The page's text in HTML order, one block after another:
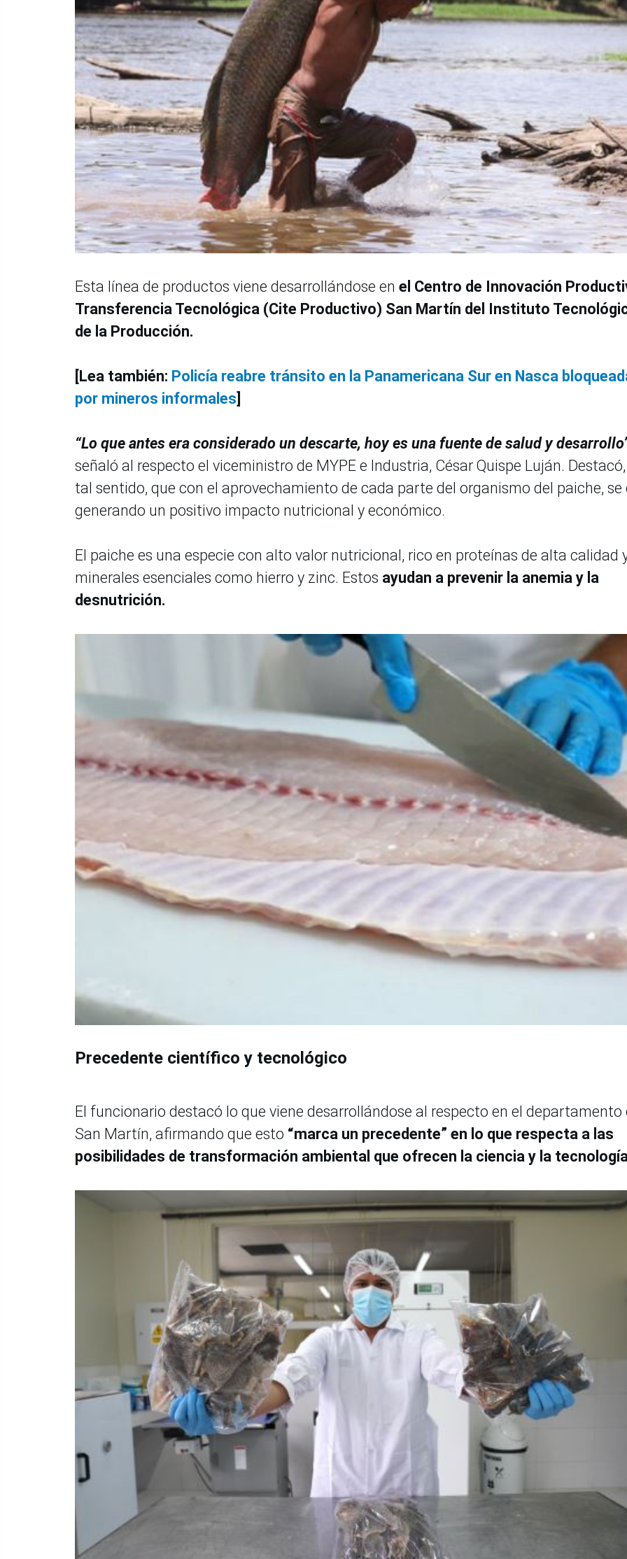
Esta línea de productos viene desarrollándose en el Centro de Innovación
Transferencia Tecnológica (Cite Productivo) San Martín del Instituto
de la Producción.
[Lea también: Policía reabre tránsito en la Panamericana Sur en Nasca
por mineros informales]
“Lo que antes era considerado un descarte, hoy es una fuente de salud y
señaló al respecto el viceministro de MYPE e Industria, César Quispe Luján.
tal sentido, que con el aprovechamiento de cada parte del organismo del paiche, se
generando un positivo impacto nutricional y económico.
El paiche es una especie con alto valor nutricional, rico en proteínas de alta calidad
minerales esenciales como hierro y zinc. Estos ayudan a prevenir la anemia y la
desnutrición.
Precedente científico y tecnológico
El funcionario destacó lo que viene desarrollándose al respecto en el departamento
San Martín, afirmando que esto “marca un precedente” en lo que respecta a las
posibilidades de transformación ambiental que ofrecen la ciencia y la